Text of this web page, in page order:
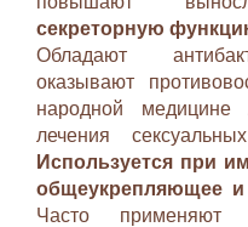
секреторную
Обладают
оказывают
народной медицине
лечения
Используется при
общеукрепляющее
Часто применяют